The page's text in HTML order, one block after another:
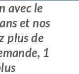
avec le
et nos
plus de
1